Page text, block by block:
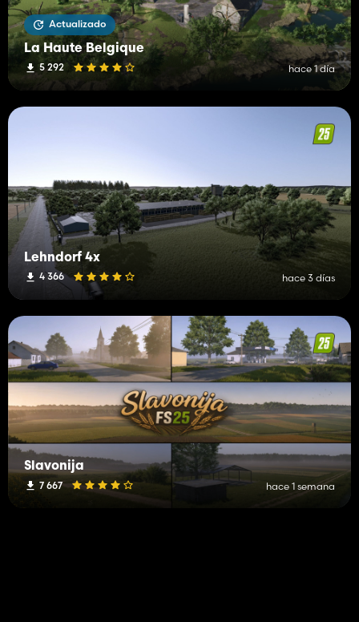
Actualizado
La Haute Belgique
5 292 hace 1 día
Lehndorf 4x
4 366 hace 3 días
Slavonija
7 667 hace 1 semana